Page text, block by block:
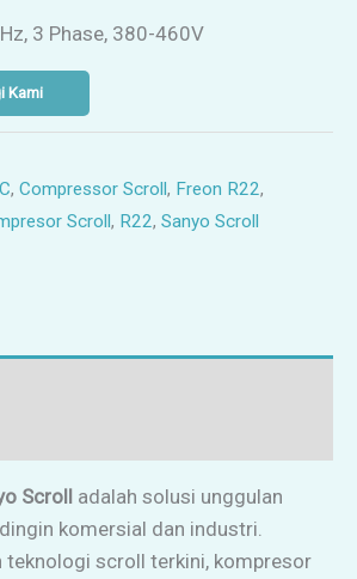
3 Phase, 380-460V
Kami
, Compressor Scroll , Freon R22,
Scroll , R22, Sanyo Scroll
Scroll adalah solusi unggulan
komersial dan industri.
teknologi scroll terkini, kompresor